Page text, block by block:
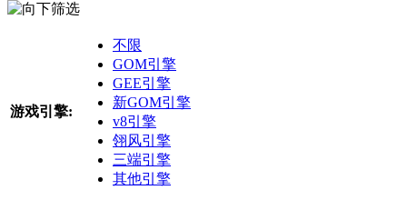
筛选
游戏引擎:
不限
GOM引擎
GEE引擎
新GOM引擎
v8引擎
翎风引擎
三端引擎
其他引擎